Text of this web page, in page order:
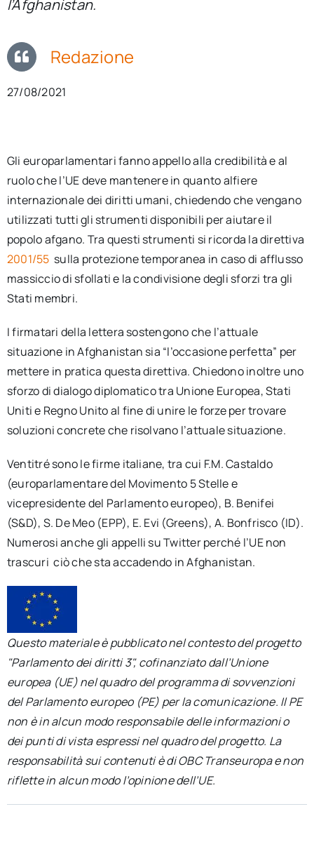
l’Afghanistan.
Redazione
27/08/2021
Gli europarlamentari fanno appello alla credibilità e al
ruolo che l’UE deve mantenere in quanto alfiere
internazionale dei diritti umani, chiedendo che vengano
utilizzati tutti gli strumenti disponibili per aiutare il
popolo afgano. Tra questi strumenti si ricorda la direttiva
2001/55 sulla protezione temporanea in caso di afflusso
massiccio di sfollati e la condivisione degli sforzi tra gli
Stati membri.
I firmatari della lettera sostengono che l’attuale
situazione in Afghanistan sia “l’occasione perfetta” per
mettere in pratica questa direttiva. Chiedono inoltre uno
sforzo di dialogo diplomatico tra Unione Europea, Stati
Uniti e Regno Unito al fine di unire le forze per trovare
soluzioni concrete che risolvano l’attuale situazione.
Ventitré sono le firme italiane, tra cui F.M. Castaldo
(europarlamentare del Movimento 5 Stelle e
vicepresidente del Parlamento europeo), B. Benifei
(S&D), S. De Meo (EPP), E. Evi (Greens), A. Bonfrisco (ID).
Numerosi anche gli appelli su Twitter perché l’UE non
trascuri ciò che sta accadendo in Afghanistan.
Questo materiale è pubblicato nel contesto del progetto
"Parlamento dei diritti 3", cofinanziato dall’Unione
europea (UE) nel quadro del programma di sovvenzioni
del Parlamento europeo (PE) per la comunicazione. Il PE
non è in alcun modo responsabile delle informazioni o
dei punti di vista espressi nel quadro del progetto. La
responsabilità sui contenuti è di OBC Transeuropa e non
riflette in alcun modo l’opinione dell’UE.